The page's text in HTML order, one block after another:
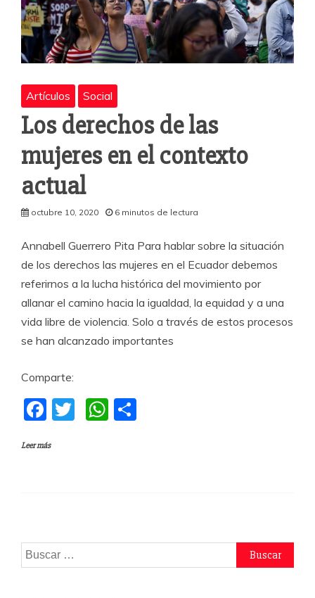
Artículos Social
Los derechos de las
mujeres en el contexto
actual
octubre 10, 2020 6 minutos de lectura
Annabell Guerrero Pita Para hablar sobre la situación
de los derechos las mujeres en el Ecuador debemos
referirnos a la lucha histórica del movimiento por
allanar el camino hacia la igualdad, la equidad y a una
vida libre de violencia. Solo a través de estos procesos
se han alcanzado importantes
Comparte:
F
c
o
k
T
W
p r
Leer más
Buscar: